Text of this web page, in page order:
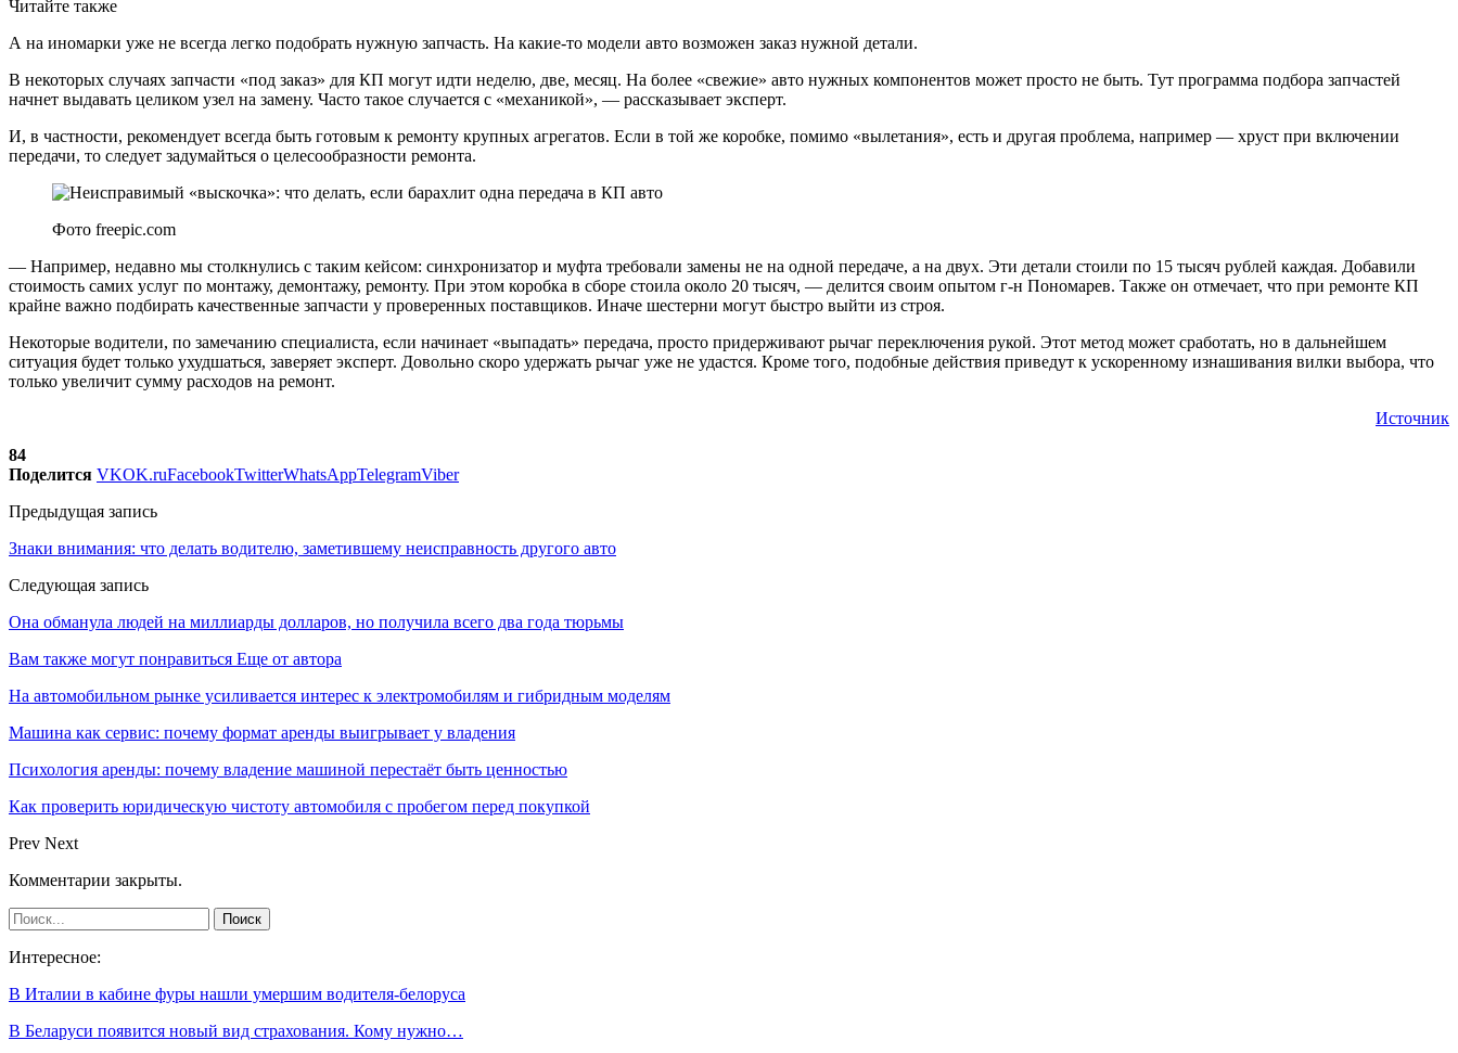
Читайте также
А на иномарки уже не всегда легко подобрать нужную запчасть. На какие-то модели авто возможен заказ нужной детали.
В некоторых случаях запчасти «под заказ» для КП могут идти неделю, две, месяц. На более «свежие» авто нужных компонентов может просто не быть. Тут программа подбора запчастей
начнет выдавать целиком узел на замену. Часто такое случается с «механикой», — рассказывает эксперт.
И, в частности, рекомендует всегда быть готовым к ремонту крупных агрегатов. Если в той же коробке, помимо «вылетания», есть и другая проблема, например — хруст при включении
передачи, то следует задумайться о целесообразности ремонта.
Фото freepic.com
— Например, недавно мы столкнулись с таким кейсом: синхронизатор и муфта требовали замены не на одной передаче, а на двух. Эти детали стоили по 15 тысяч рублей каждая. Добавили
стоимость самих услуг по монтажу, демонтажу, ремонту. При этом коробка в сборе стоила около 20 тысяч, — делится своим опытом г-н Пономарев. Также он отмечает, что при ремонте КП
крайне важно подбирать качественные запчасти у проверенных поставщиков. Иначе шестерни могут быстро выйти из строя.
Некоторые водители, по замечанию специалиста, если начинает «выпадать» передача, просто придерживают рычаг переключения рукой. Этот метод может сработать, но в дальнейшем
ситуация будет только ухудшаться, заверяет эксперт. Довольно скоро удержать рычаг уже не удастся. Кроме того, подобные действия приведут к ускоренному изнашивания вилки выбора, что
только увеличит сумму расходов на ремонт.
Источник
84
Поделится VKOK.ruFacebookTwitterWhatsAppTelegramViber
Предыдущая запись
Знаки внимания: что делать водителю, заметившему неисправность другого авто
Следующая запись
Она обманула людей на миллиарды долларов, но получила всего два года тюрьмы
Вам также могут понравиться Еще от автора
На автомобильном рынке усиливается интерес к электромобилям и гибридным моделям
Машина как сервис: почему формат аренды выигрывает у владения
Психология аренды: почему владение машиной перестаёт быть ценностью
Как проверить юридическую чистоту автомобиля с пробегом перед покупкой
Prev Next
Комментарии закрыты.
Интересное:
В Италии в кабине фуры нашли умершим водителя-белоруса
В Беларуси появится новый вид страхования. Кому нужно…